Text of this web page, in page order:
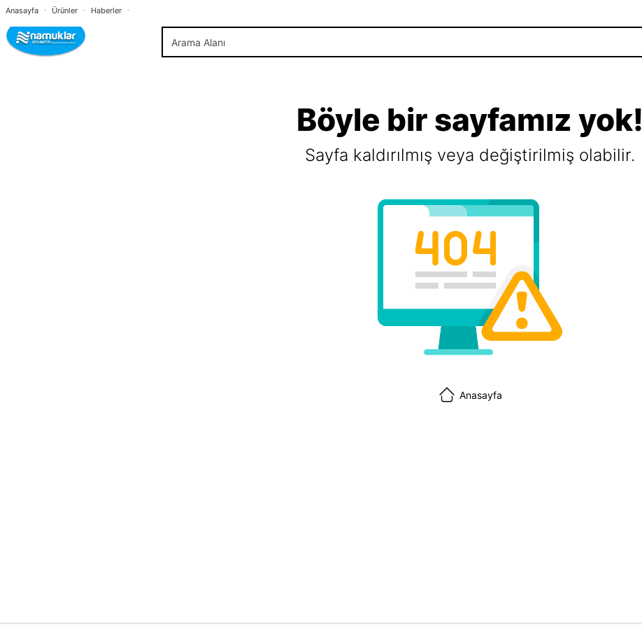
Anasayfa Ürünler Haberler
Böyle bir sayfamız yok!
Sayfa kaldırılmış veya değiştirilmiş olabilir.
Anasayfa